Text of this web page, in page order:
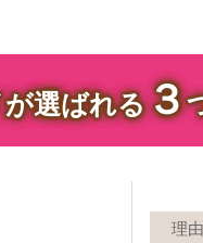
選ばれる３